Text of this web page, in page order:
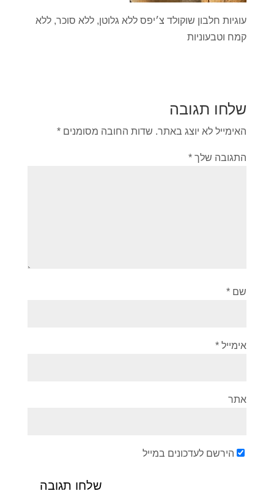
עוגיות חלבון שוקולד צ׳יפס ללא גלוטן, ללא סוכר, ללא
קמח וטבעוניות
שלחו תגובה
האימייל לא יוצג באתר. שדות החובה מסומנים *
התגובה שלך *
שם *
אימייל *
אתר
הירשם לעדכונים במייל